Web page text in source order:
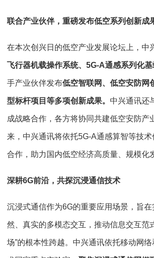
联合产业伙伴，重磅发布低空系列创新成
在本次创兴日的低空产业发展论坛上，中
飞行器机载操作系统、5G-A通感系列化基
手产业伙伴发布低空智联网、低空安防网
型标杆项目等多项创新成果。 中兴通讯还
成战略合作，各方将协同共建低空安防产
来，中兴通讯将依托5G-A通感算智等技
合作，助力国内低空经济高质量、规模化
深耕6G前沿，共探沉浸通信技术
沉浸式通信作为6G的重要应用场景，旨在
然、真实的多模态交互，推动信息交互范
场”的根本性跨越。中兴通讯依托移动网